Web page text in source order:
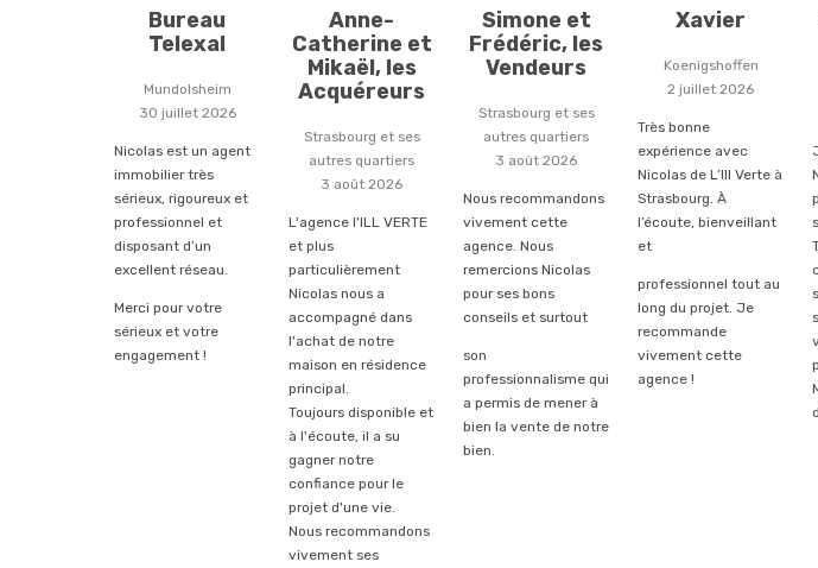
Bureau
Telexal
Mundolsheim
30 juillet 2026
Nicolas est un agent
immobilier très
sérieux, rigoureux et
professionnel et
disposant d’un
excellent réseau.
Merci pour votre
sérieux et votre
engagement !
Anne-
Catherine et
Mikaël, les
Acquéreurs
Strasbourg et ses
autres quartiers
3 août 2026
L'agence l'ILL VERTE
et plus
particulièrement
Nicolas nous a
accompagné dans
l'achat de notre
maison en résidence
principal.
Toujours disponible et
à l'écoute, il a su
gagner notre
confiance pour le
projet d'une vie.
Nous recommandons
vivement ses
Simone et
Frédéric, les
Vendeurs
Strasbourg et ses
autres quartiers
3 août 2026
Nous recommandons
vivement cette
agence. Nous
remercions Nicolas
pour ses bons
conseils et surtout
son
professionnalisme qui
a permis de mener à
bien la vente de notre
bien.
Xavier
Koenigshoffen
2 juillet 2026
Très bonne
expérience avec
Nicolas de L’Ill Verte à
Strasbourg. À
l’écoute, bienveillant
et
professionnel tout au
long du projet. Je
recommande
vivement cette
agence !